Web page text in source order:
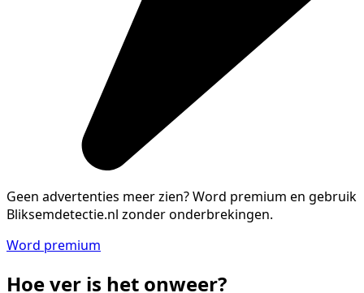
Geen advertenties meer zien?Word premium en gebruik
Bliksemdetectie.nl zonder onderbrekingen.
Word premium
Hoe ver is het onweer?